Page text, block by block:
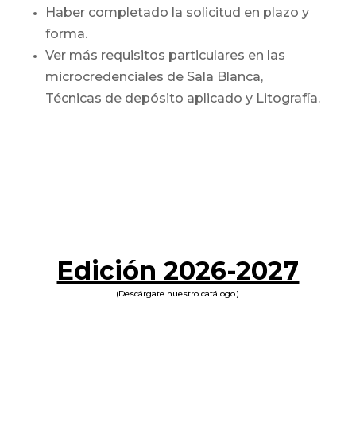
Haber completado la solicitud en plazo y
forma.
Ver más requisitos particulares en las
microcredenciales de Sala Blanca,
Técnicas de depósito aplicado y Litografía.
Edición 2026-2027
(Descárgate nuestro catálogo.)